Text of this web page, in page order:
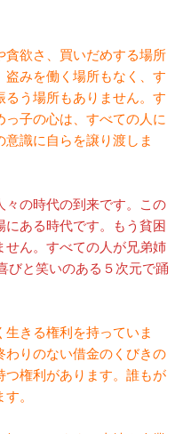
貪欲さ、買いだめする場所
盗みを働く場所もなく、す
う場所もありません。す
子の心は、すべての人に
識に自らを譲り渡しま
々の時代の到来です。この
ある時代です。もう貧困
せん。すべての人が兄弟姉
びと笑いのある５次元で踊
きる権利を持っていま
りのない借金のくびきの
権利があります。誰もが
。